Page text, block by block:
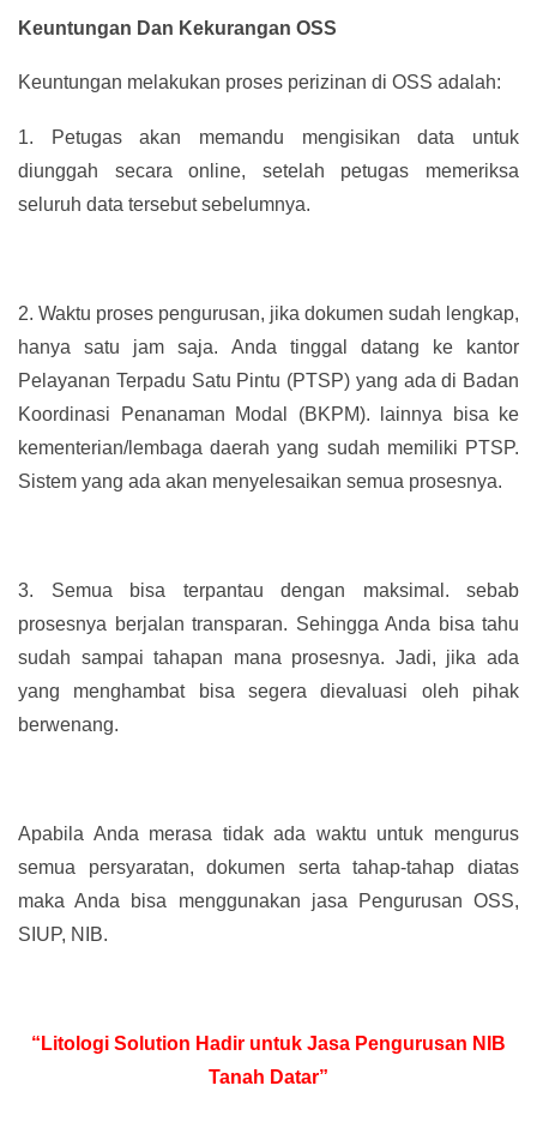
Keuntungan Dan Kekurangan OSS
Keuntungan melakukan proses perizinan di OSS adalah:
1.
Petugas akan memandu mengisikan data untuk
diunggah secara online, setelah petugas memeriksa
seluruh data tersebut sebelumnya.
2. Waktu proses pengurusan, jika dokumen sudah lengkap,
hanya satu jam saja. Anda tinggal datang ke kantor
Pelayanan Terpadu Satu Pintu (PTSP) yang ada di Badan
Koordinasi Penanaman Modal (BKPM). lainnya bisa ke
kementerian/lembaga daerah yang sudah memiliki PTSP.
Sistem yang ada akan menyelesaikan semua prosesnya.
3.
Semua bisa terpantau dengan maksimal. sebab
prosesnya berjalan transparan. Sehingga Anda bisa tahu
sudah sampai tahapan mana prosesnya. Jadi, jika ada
yang menghambat bisa segera dievaluasi oleh pihak
berwenang.
Apabila Anda merasa tidak ada waktu untuk mengurus
semua persyaratan, dokumen serta tahap-tahap diatas
maka Anda bisa menggunakan jasa Pengurusan OSS,
SIUP, NIB.
“Litologi Solution Hadir untuk Jasa Pengurusan NIB
Tanah Datar”